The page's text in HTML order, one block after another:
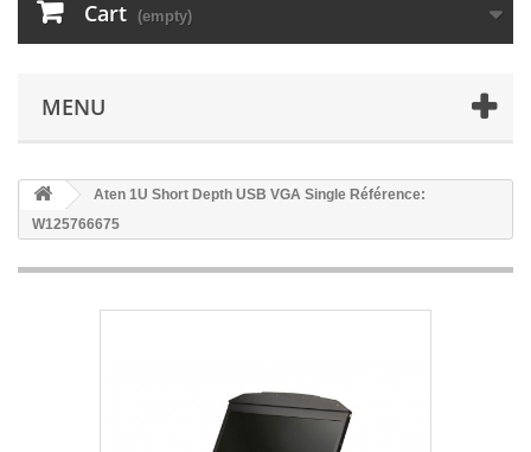
Cart (empty)
MENU
Aten 1U Short Depth USB VGA Single Référence:
W125766675